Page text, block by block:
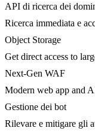
API di ricerca dei
Ricerca immediata e
Object Storage
Get direct access to
Next-Gen WAF
Modern web app and
Gestione dei bot
Rilevare e mitigare gli